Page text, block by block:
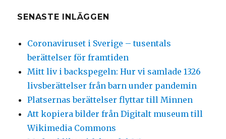
SENASTE INLÄGGEN
Coronaviruset i Sverige – tusentals
berättelser för framtiden
Mitt liv i backspegeln: Hur vi samlade 1326
livsberättelser från barn under pandemin
Platsernas berättelser flyttar till Minnen
Att kopiera bilder från Digitalt museum till
Wikimedia Commons